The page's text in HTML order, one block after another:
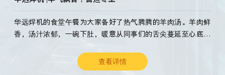
华远焊机的食堂午餐为大家备好了热气腾腾的羊肉汤。羊肉鲜
香，汤汁浓郁，一碗下肚，暖意从同事们的舌尖蔓延至心底。
查看详情